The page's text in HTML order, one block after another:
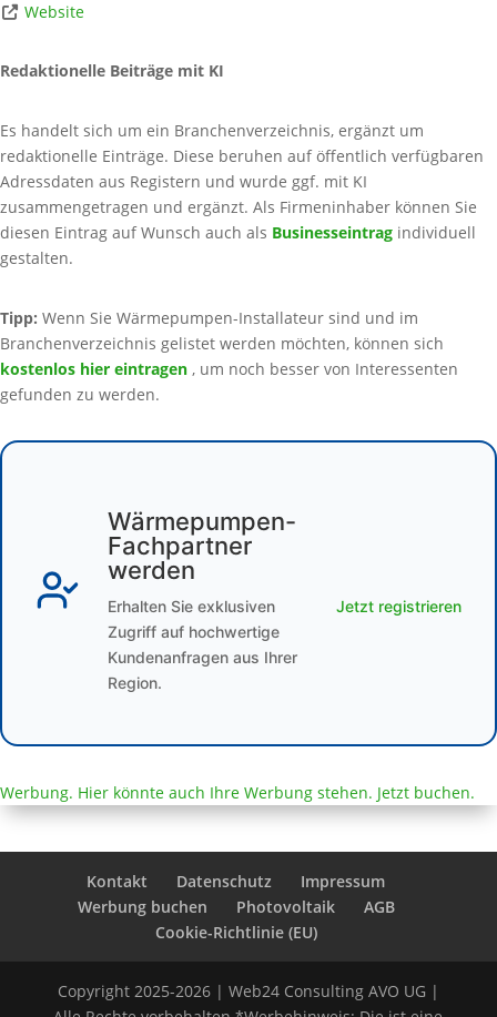
Website
Redaktionelle Beiträge mit KI
Es handelt sich um ein Branchenverzeichnis, ergänzt um
redaktionelle Einträge. Diese beruhen auf öffentlich verfügbaren
Adressdaten aus Registern und wurde ggf. mit KI
zusammengetragen und ergänzt. Als Firmeninhaber können Sie
diesen Eintrag auf Wunsch auch als Businesseintrag individuell
gestalten.
Tipp: Wenn Sie Wärmepumpen-Installateur sind und im
Branchenverzeichnis gelistet werden möchten, können sich
kostenlos hier eintragen , um noch besser von Interessenten
gefunden zu werden.
Wärmepumpen-
Fachpartner
werden
Erhalten Sie exklusiven
Zugriff auf hochwertige
Kundenanfragen aus Ihrer
Region.
Jetzt registrieren
Werbung. Hier könnte auch Ihre Werbung stehen. Jetzt buchen.
Kontakt Datenschutz
Impressum
Werbung buchen
Photovoltaik
AGB
Cookie-Richtlinie (EU)
Copyright 2025-2026 | Web24 Consulting AVO UG |